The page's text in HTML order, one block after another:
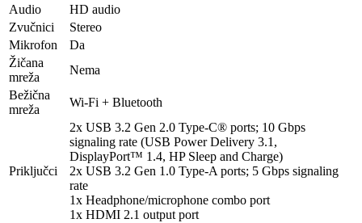
Audio
HD audio
Zvučnici
Stereo
Mikrofon
Da
Žičana
mreža
Nema
Bežična
mreža
Wi-Fi + Bluetooth
Priključci
2x USB 3.2 Gen 2.0 Type-C® ports; 10 Gbps
signaling rate (USB Power Delivery 3.1,
DisplayPort™ 1.4, HP Sleep and Charge)
2x USB 3.2 Gen 1.0 Type-A ports; 5 Gbps signaling
rate
1x Headphone/microphone combo port
1x HDMI 2.1 output port